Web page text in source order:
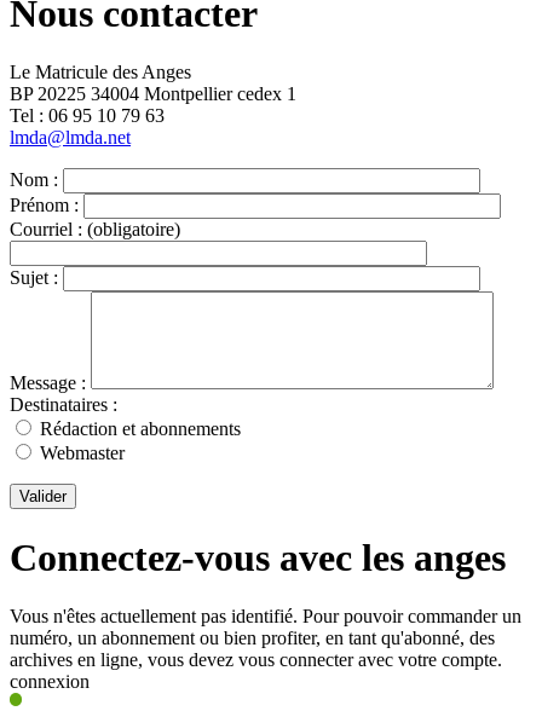
Nous contacter
Le Matricule des Anges
BP 20225 34004 Montpellier cedex 1
Tel : ‭06 95 10 79 63
lmda@lmda.net
Nom :
Prénom :
Courriel : (obligatoire)
Sujet :
Message :
Destinataires :
Rédaction et abonnements
Webmaster
Valider
Connectez-vous avec les anges
Vous n'êtes actuellement pas identifié. Pour pouvoir commander un
numéro, un abonnement ou bien profiter, en tant qu'abonné, des
archives en ligne, vous devez vous connecter avec votre compte.
connexion